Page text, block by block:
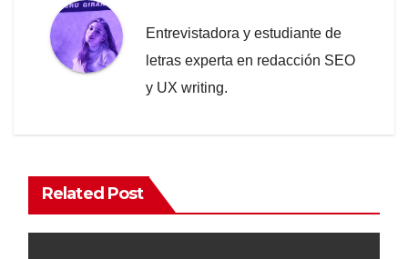
Entrevistadora y estudiante de
letras experta en redacción SEO
y UX writing.
Related Post